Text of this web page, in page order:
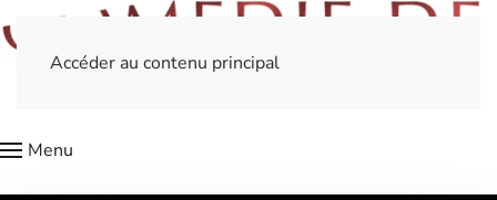
Accéder au contenu principal
Menu